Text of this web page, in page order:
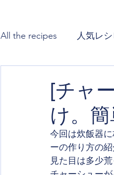
All the recipes 人気レ
[チャ
け。
今回は炊飯器
ーの作り方の紹
見た目は多少